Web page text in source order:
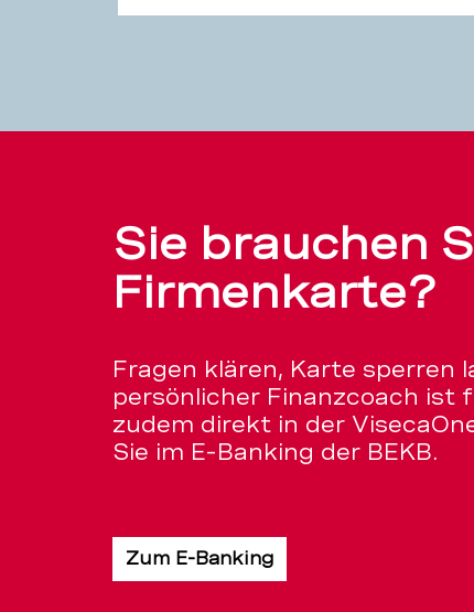
Sie brauchen
Firmenkarte?
Fragen klären, Karte sperren
persönlicher Finanzcoach ist
zudem direkt in der
Sie im E-Banking der BEKB.
Zum E-Banking